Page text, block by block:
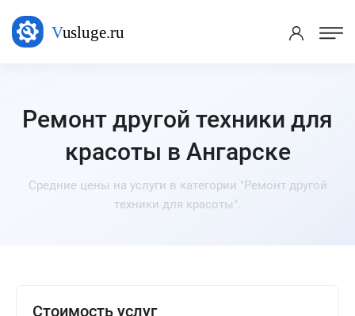
Ремонт другой техники для
красоты в Ангарске
Средние цены на услуги в категории "Ремонт другой
техники для красоты".
Стоимость услуг